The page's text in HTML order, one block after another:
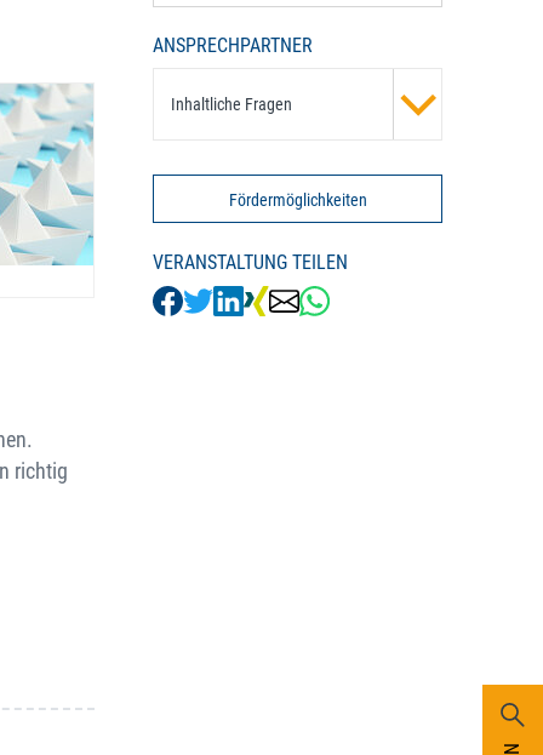
richtig
ANSPRECHPARTNER
Inhaltliche Fragen
Fördermöglichkeiten
VERANSTALTUNG TEILEN